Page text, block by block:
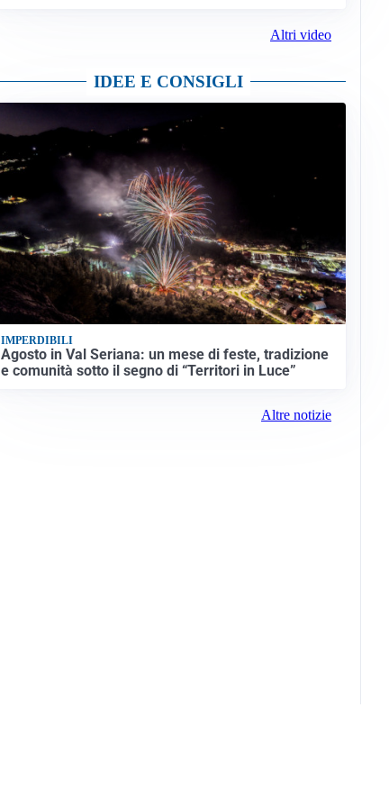
Altri video
IDEE E CONSIGLI
IMPERDIBILI
Agosto in Val Seriana: un mese di feste, tradizione
e comunità sotto il segno di “Territori in Luce”
Altre notizie